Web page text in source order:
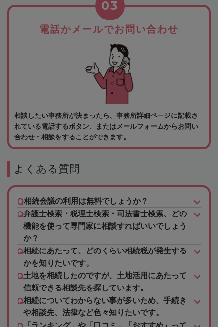
電話かメールでお問い合わせ
03
相談したい事務所が決まったら、事務所詳細ページに記載さ
れている電話するボタン、またはメールフォームからお問い
合わせ・相談をすることができます。
よくある質問
相続会議の利用は無料でしょうか？
弁護士検索・税理士検索・司法書士検索、どの
機能を使って専門家に相談すればいいでしょう
か？
相続にあたって、どのくらい相続税が発生する
かを知りたいです。
土地を相続したのですが、土地活用にあたって
信頼できる相談先を探しています。
相続についてわからない事が多いため、手続き
や相談先、法律など色々知りたいです。